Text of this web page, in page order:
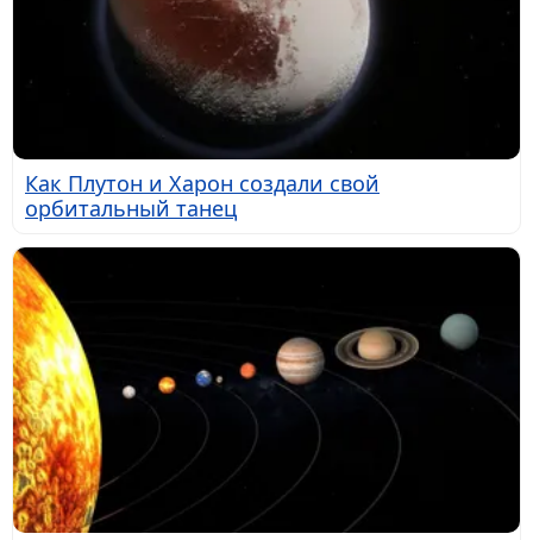
Как Плутон и Харон создали свой
орбитальный танец